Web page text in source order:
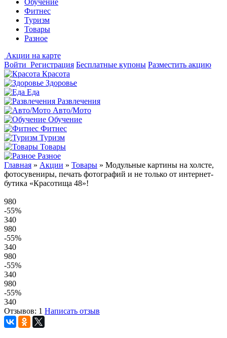
Обучение
Фитнес
Туризм
Товары
Разное
Акции на карте
Войти Регистрация Бесплатные купоны Разместить акцию
Красота
Здоровье
Еда
Развлечения
Авто/Мото
Обучение
Фитнес
Туризм
Товары
Разное
Главная » Акции » Товары » Модульные картины на холсте,
фотосувениры, печать фотографий и не только от интернет-
бутика «Красотища 48»!
980
-55%
340
980
-55%
340
980
-55%
340
980
-55%
340
Отзывов: 1 Написать отзыв